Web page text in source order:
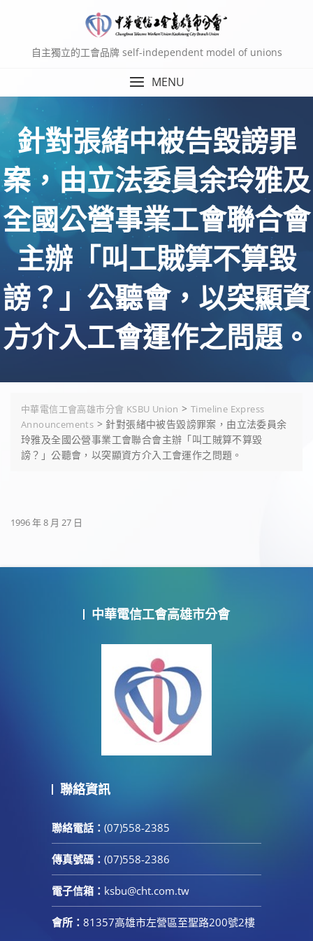
自主獨立的工會品牌 self-independent model of unions
MENU
針對張緒中被告毀謗罪
案，由立法委員余玲雅及
全國公營事業工會聯合會
主辦「叫工賊算不算毀
謗？」公聽會，以突顯資
方介入工會運作之問題。
中華電信工會高雄市分會 KSBU Union >Timeline Express
Announcements > 針對張緒中被告毀謗罪案，由立法委員余
玲雅及全國公營事業工會聯合會主辦「叫工賊算不算毀
謗？」公聽會，以突顯資方介入工會運作之問題。
1996 年 8 月 27 日
中華電信工會高雄市分會
聯絡資訊
聯絡電話： (07)558-2385
傳真號碼： (07)558-2386
電子信箱： ksbu@cht.com.tw
會所： 81357高雄市左營區至聖路200號2樓